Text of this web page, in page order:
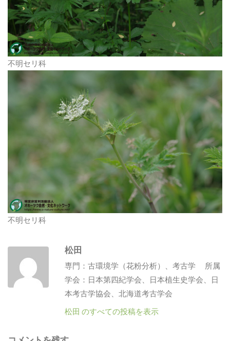
不明セリ科
不明セリ科
松田
専門：古環境学（花粉分析）、考古学 所属
学会：日本第四紀学会、日本植生史学会、日
本考古学協会、北海道考古学会
松田 のすべての投稿を表示